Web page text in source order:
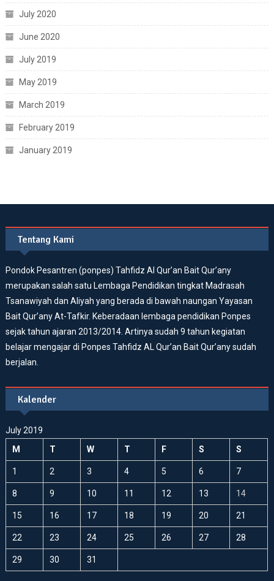
July 2020
June 2020
July 2019
May 2019
March 2019
February 2019
January 2019
Tentang Kami
Pondok Pesantren (ponpes) Tahfidz Al Qur’an Bait Qur’any
merupakan salah satu Lembaga Pendidikan tingkat Madrasah
Tsanawiyah dan Aliyah yang berada di bawah naungan Yayasan
Bait Qur’any At-Tafkir. Keberadaan lembaga pendidikan Ponpes
sejak tahun ajaran 2013/2014. Artinya sudah 9 tahun kegiatan
belajar mengajar di Ponpes Tahfidz AL Qur’an Bait Qur’any sudah
berjalan.
Kalender
July 2019
M
T W T F S S
1 2 3 4 5 6 7
8 9 10 11 12 13 14
15 16 17 18 19 20 21
22 23 24 25 26 27 28
29 30 31